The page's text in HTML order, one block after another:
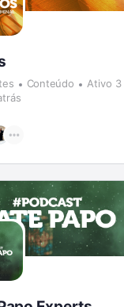
Conteúdo
Ativo 3